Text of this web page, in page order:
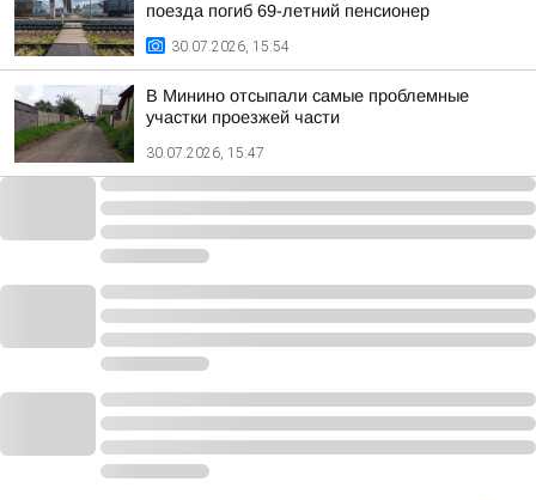
поезда погиб 69-летний пенсионер
30.07.2026, 15:54
В Минино отсыпали самые проблемные
участки проезжей части
30.07.2026, 15:47